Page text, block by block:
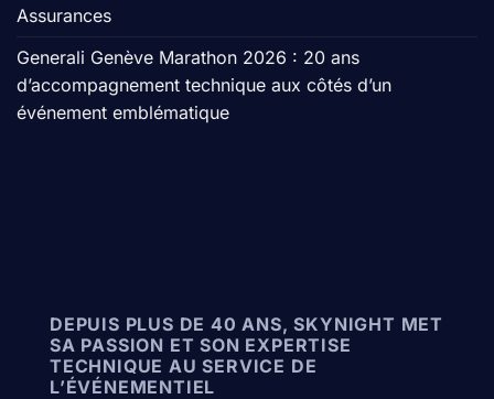
Assurances
Generali Genève Marathon 2026 : 20 ans
d’accompagnement technique aux côtés d’un
événement emblématique
DEPUIS PLUS DE 40 ANS, SKYNIGHT MET
SA PASSION ET SON EXPERTISE
TECHNIQUE AU SERVICE DE
L’ÉVÉNEMENTIEL